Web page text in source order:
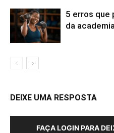
5 erros que
da academia
DEIXE UMA RESPOSTA
FAÇA LOGIN PARA